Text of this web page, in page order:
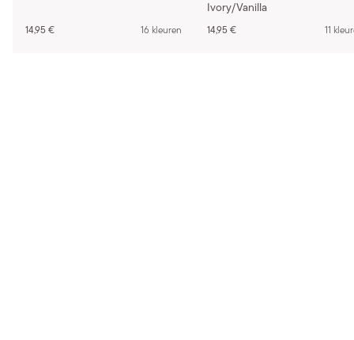
14,95 € 16 kleuren
Ivory/Vanilla
14,95 € 11